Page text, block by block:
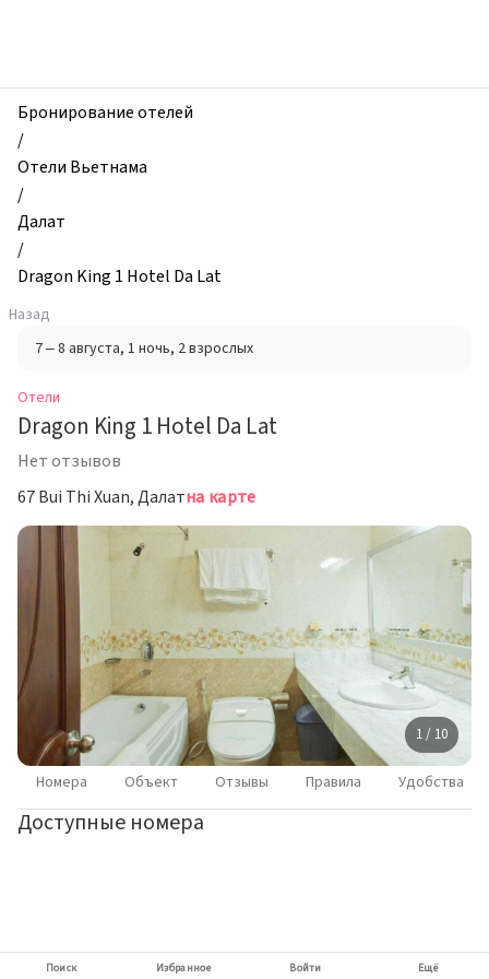
Dragon
King
Hotel
Da
Lat,
Далат,
Вьетнам
Бронирование отелей
/
Отели Вьетнама
/
Далат
/
Dragon King 1 Hotel Da Lat
Назад
7 – 8 августа, 1 ночь, 2 взрослых
Отели
Dragon King 1 Hotel Da Lat
Нет отзывов
67 Bui Thi Xuan, Далатна карте
1 / 10
Номера Объект Отзывы Правила Удобства
Доступные номера
Поиск Избранное Войти Ещё